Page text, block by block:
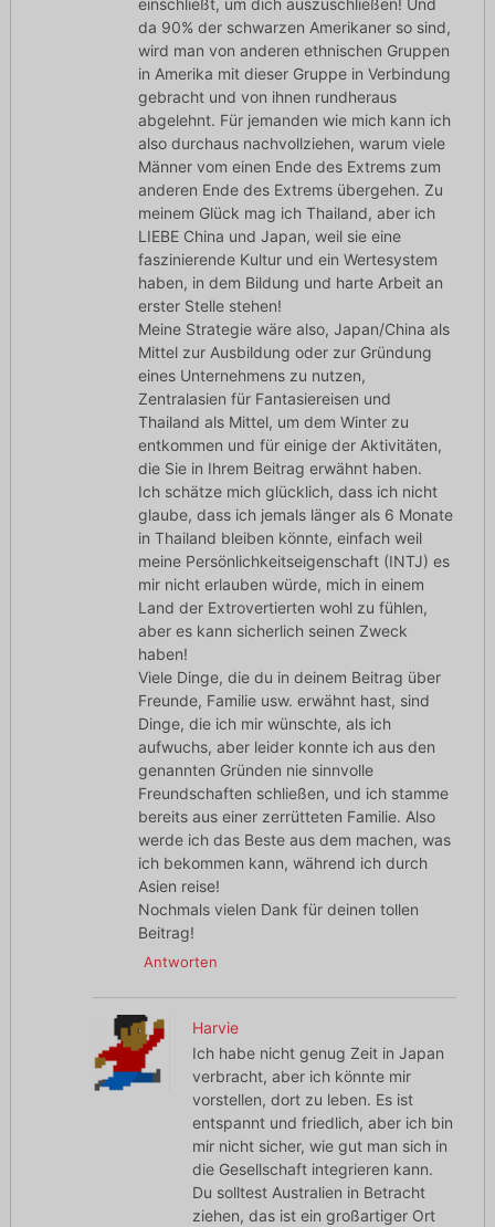
einschließt, um dich auszuschließen! Und
da 90% der schwarzen Amerikaner so sind,
wird man von anderen ethnischen Gruppen
in Amerika mit dieser Gruppe in Verbindung
gebracht und von ihnen rundheraus
abgelehnt. Für jemanden wie mich kann ich
also durchaus nachvollziehen, warum viele
Männer vom einen Ende des Extrems zum
anderen Ende des Extrems übergehen. Zu
meinem Glück mag ich Thailand, aber ich
LIEBE China und Japan, weil sie eine
faszinierende Kultur und ein Wertesystem
haben, in dem Bildung und harte Arbeit an
erster Stelle stehen!
Meine Strategie wäre also, Japan/China als
Mittel zur Ausbildung oder zur Gründung
eines Unternehmens zu nutzen,
Zentralasien für Fantasiereisen und
Thailand als Mittel, um dem Winter zu
entkommen und für einige der Aktivitäten,
die Sie in Ihrem Beitrag erwähnt haben.
Ich schätze mich glücklich, dass ich nicht
glaube, dass ich jemals länger als 6 Monate
in Thailand bleiben könnte, einfach weil
meine Persönlichkeitseigenschaft (INTJ) es
mir nicht erlauben würde, mich in einem
Land der Extrovertierten wohl zu fühlen,
aber es kann sicherlich seinen Zweck
haben!
Viele Dinge, die du in deinem Beitrag über
Freunde, Familie usw. erwähnt hast, sind
Dinge, die ich mir wünschte, als ich
aufwuchs, aber leider konnte ich aus den
genannten Gründen nie sinnvolle
Freundschaften schließen, und ich stamme
bereits aus einer zerrütteten Familie. Also
werde ich das Beste aus dem machen, was
ich bekommen kann, während ich durch
Asien reise!
Nochmals vielen Dank für deinen tollen
Beitrag!
Antworten
Harvie
Ich habe nicht genug Zeit in Japan
verbracht, aber ich könnte mir
vorstellen, dort zu leben. Es ist
entspannt und friedlich, aber ich bin
mir nicht sicher, wie gut man sich in
die Gesellschaft integrieren kann.
Du solltest Australien in Betracht
ziehen, das ist ein großartiger Ort